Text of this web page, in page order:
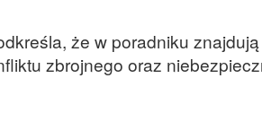
że w poradniku
zbrojnego oraz